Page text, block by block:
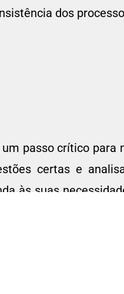
dos
passo crítico para
certas e
às suas